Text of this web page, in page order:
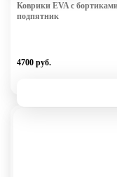
Коврики EVA с
подпятник
4700 руб.